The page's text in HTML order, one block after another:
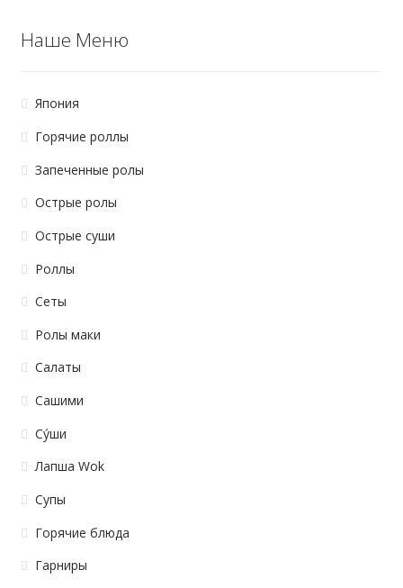
Наше Меню
Япония
Горячие роллы
Запеченные ролы
Острые ролы
Острые суши
Роллы
Сеты
Ролы маки
Салаты
Сашими
Су́ши
Лапша Wok
Супы
Горячие блюда
Гарниры